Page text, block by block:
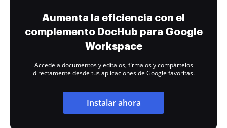
Aumenta la eficiencia con el
complemento DocHub para Google
Workspace
Accede a documentos y edítalos, fírmalos y compártelos
directamente desde tus aplicaciones de Google favoritas.
Instalar ahora